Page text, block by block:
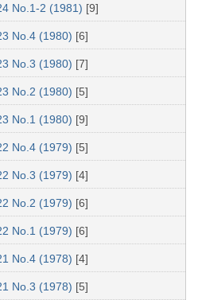
No.1-2 (1981) [9]
No.4 (1980) [6]
No.3 (1980) [7]
No.2 (1980) [5]
No.1 (1980) [9]
No.4 (1979) [5]
No.3 (1979) [4]
No.2 (1979) [6]
No.1 (1979) [6]
No.4 (1978) [4]
No.3 (1978) [5]